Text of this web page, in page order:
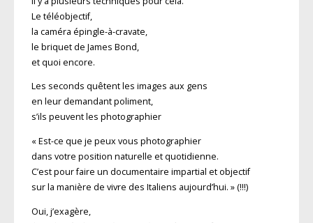
Le téléobjectif,
la caméra épingle-à-cravate,
le briquet de James Bond,
et quoi encore.
Les seconds quêtent les images aux gens
en leur demandant poliment,
s’ils peuvent les photographier
« Est-ce que je peux vous photographier
dans votre position naturelle et quotidienne.
C’est pour faire un documentaire impartial et objectif
sur la manière de vivre des Italiens aujourd’hui. » (!!!)
Oui, j’exagère,